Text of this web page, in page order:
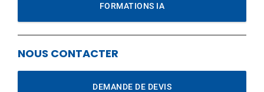
FORMATIONS IA
NOUS CONTACTER
DEMANDE DE DEVIS